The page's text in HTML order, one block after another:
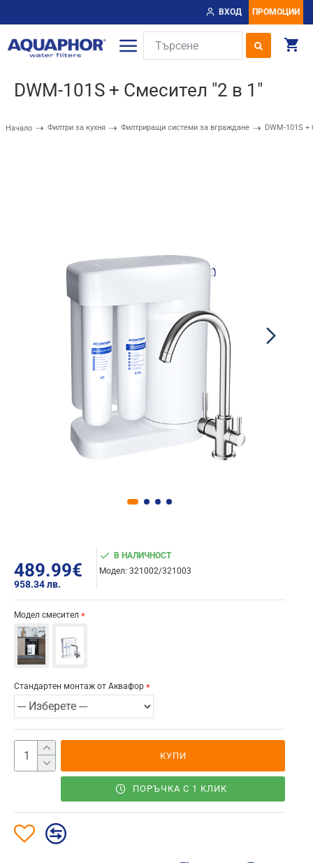
ВХОД ПРОМОЦИИ
Начало Филтри за кухня Филтриращи системи за вграждане DWM-101S
DWM-101S + Смесител "2 в 1"
489.99€
958.34 лв.
В НАЛИЧНОСТ
Модел: 321002/321003
Модел смесител
Стандартен монтаж от Аквафор
КУПИ
ПОРЪЧКА С 1 КЛИК